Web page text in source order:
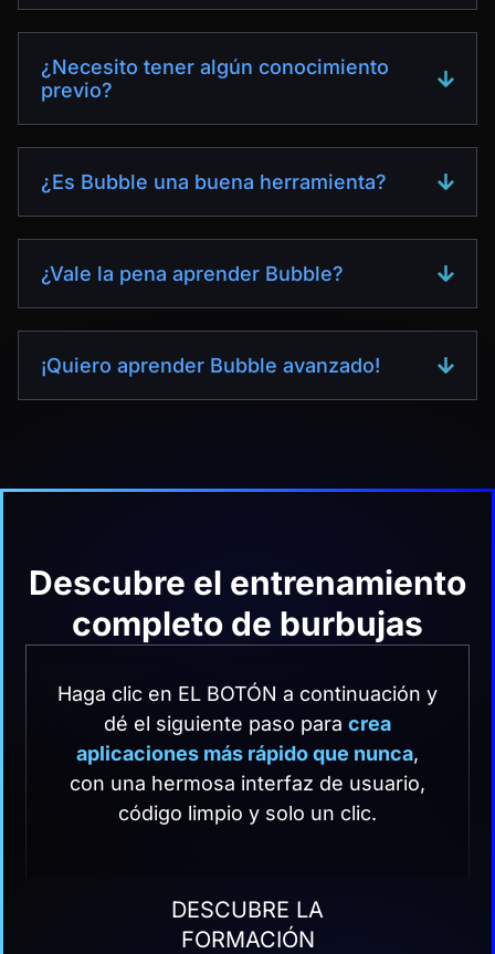
¿Necesito tener algún conocimiento
previo?
¿Es Bubble una buena herramienta?
¿Vale la pena aprender Bubble?
¡Quiero aprender Bubble avanzado!
Descubre el entrenamiento
completo de burbujas
Haga clic en EL BOTÓN a continuación y
dé el siguiente paso para crea
aplicaciones más rápido que nunca,
con una hermosa interfaz de usuario,
código limpio y solo un clic.
DESCUBRE LA
FORMACIÓN